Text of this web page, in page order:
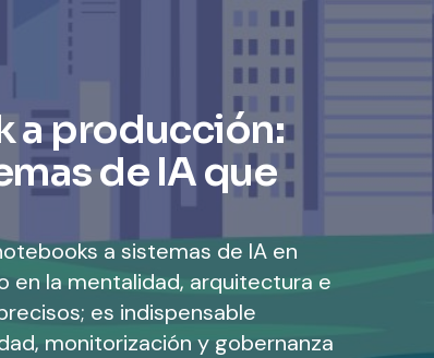
a producción:
de IA que
a sistemas de IA en
en la mentalidad, arquitectura e
es indispensable
monitorización y gobernanza